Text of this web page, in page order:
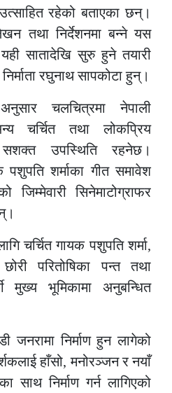
रहेको बताएका छन्।
तथा निर्देशनमा बन्ने यस
सातादेखि सुरु हुने तयारी
रघुनाथ सापकोटा हुन्।
अनुसार चलचित्रमा नेपाली
चर्चित तथा लोकप्रिय
उपस्थिति रहनेछ।
पशुपति शर्माका गीत समावेश
सिनेमाटोग्राफर
चर्चित गायक पशुपति शर्मा,
परितोषिका पन्त तथा
मुख्य भूमिकामा अनुबन्धित
जनरामा निर्माण हुन लागेको
हाँसो, मनोरञ्जन र नयाँ
साथ निर्माण गर्न लागिएको